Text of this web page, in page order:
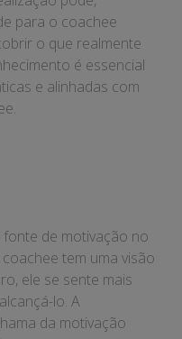
para o coachee
o que realmente
é essencial
e alinhadas com
de motivação no
tem uma visão
ele se sente mais
lo. A
da motivação